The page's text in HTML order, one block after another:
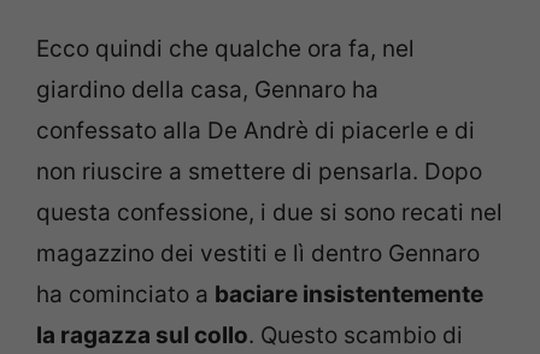
Ecco quindi che qualche ora fa, nel
giardino della casa, Gennaro ha
confessato alla De Andrè di piacerle e di
non riuscire a smettere di pensarla. Dopo
questa confessione, i due si sono recati nel
magazzino dei vestiti e lì dentro Gennaro
ha cominciato a baciare insistentemente
la ragazza sul collo. Questo scambio di